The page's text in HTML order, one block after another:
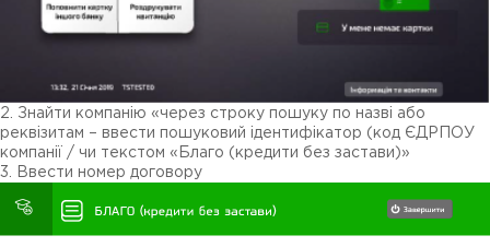
2. Знайти компанію «через строку пошуку по назві або
реквізитам – ввести пошуковий ідентифікатор (код ЄДРПОУ
компанії / чи текстом «Благо (кредити без застави)»
3. Ввести номер договору